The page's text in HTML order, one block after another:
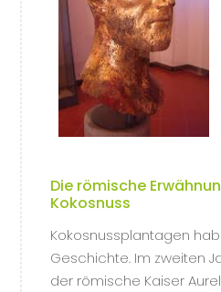
Die römische
Kokosnuss
Kokosnussplantagen
Geschichte. Im zweiten
der römische Kaiser